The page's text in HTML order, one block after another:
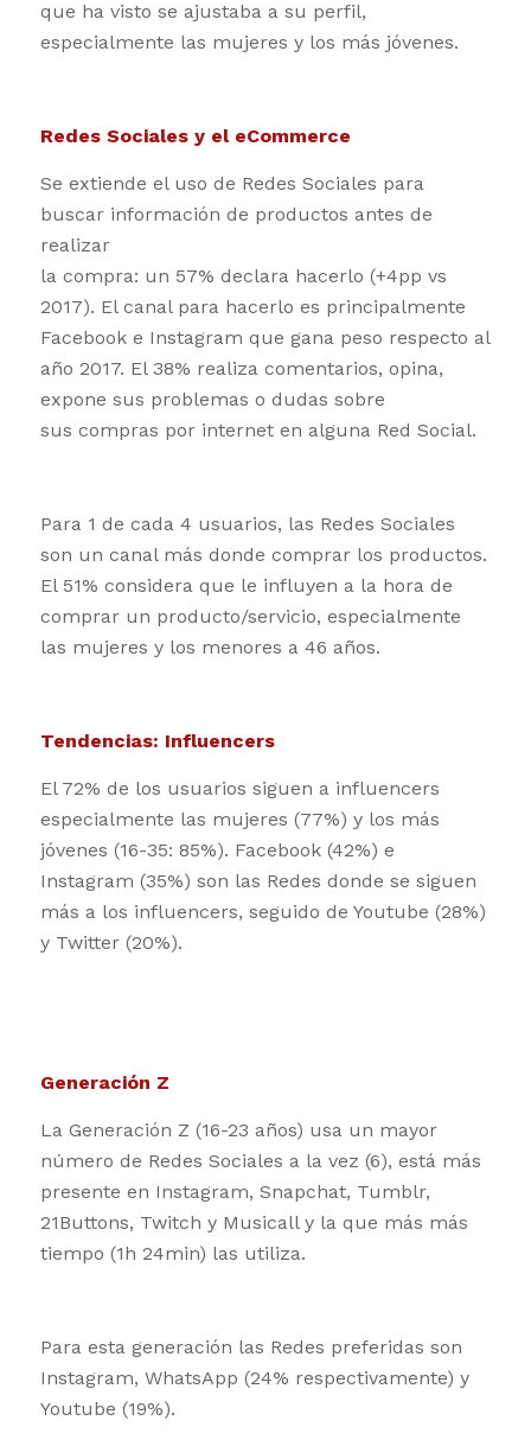
que ha visto se ajustaba a su perfil,
especialmente las mujeres y los más jóvenes.
Redes Sociales y el eCommerce
Se extiende el uso de Redes Sociales para
buscar información de productos antes de
realizar
la compra: un 57% declara hacerlo (+4pp vs
2017). El canal para hacerlo es principalmente
Facebook e Instagram que gana peso respecto al
año 2017. El 38% realiza comentarios, opina,
expone sus problemas o dudas sobre
sus compras por internet en alguna Red Social.
Para 1 de cada 4 usuarios, las Redes Sociales
son un canal más donde comprar los productos.
El 51% considera que le influyen a la hora de
comprar un producto/servicio, especialmente
las mujeres y los menores a 46 años.
Tendencias: Influencers
El 72% de los usuarios siguen a influencers
especialmente las mujeres (77%) y los más
jóvenes (16-35: 85%). Facebook (42%) e
Instagram (35%) son las Redes donde se siguen
más a los influencers, seguido de Youtube (28%)
y Twitter (20%).
Generación Z
La Generación Z (16-23 años) usa un mayor
número de Redes Sociales a la vez (6), está más
presente en Instagram, Snapchat, Tumblr,
21Buttons, Twitch y Musicall y la que más más
tiempo (1h 24min) las utiliza.
Para esta generación las Redes preferidas son
Instagram, WhatsApp (24% respectivamente) y
Youtube (19%).